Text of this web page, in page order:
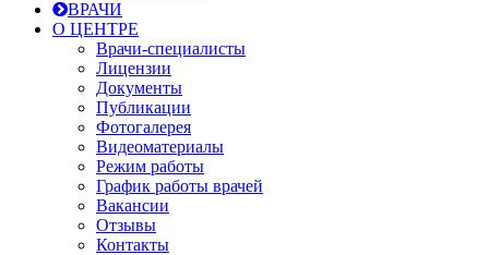
ВРАЧИ
О ЦЕНТРЕ
Врачи-специалисты
Лицензии
Документы
Публикации
Фотогалерея
Видеоматериалы
Режим работы
График работы врачей
Вакансии
Отзывы
Контакты